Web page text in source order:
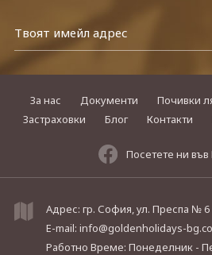
За нас Документи Почивки
Застраховки
Блог Контакти
Посетете ни във
Адрес: гр. София, ул. Преспа № 6
E-mail: info@goldenholidays-
Работно Време: Понеделник -